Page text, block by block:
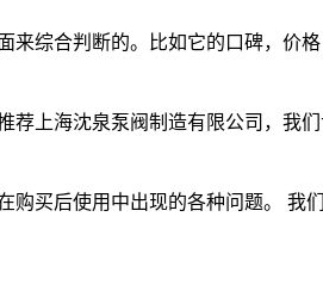
来综合判断的。比如它的口碑，价
上海沈泉泵阀制造有限公司，我们
购买后使用中出现的各种问题。 我